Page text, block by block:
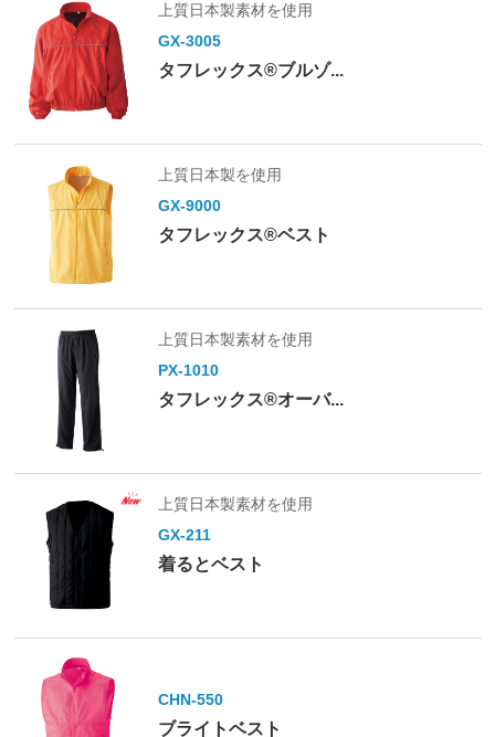
上質日本製素材を使用
GX-3005
タフレックス®ブルゾ...
上質日本製を使用
GX-9000
タフレックス®ベスト
上質日本製素材を使用
PX-1010
タフレックス®オーバ...
上質日本製素材を使用
GX-211
着るとベスト
CHN-550
ブライトベスト